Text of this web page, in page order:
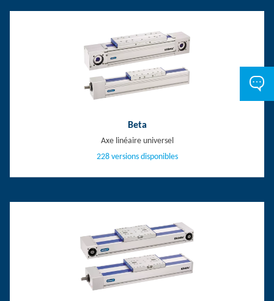
Beta
Axe linéaire universel
228 versions disponibles